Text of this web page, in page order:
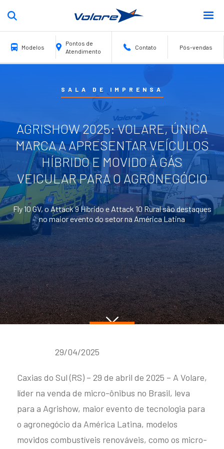
Modelos
Pontos de
Atendimento
Contato Pós-vendas
FLY 12
Fly 12 Escolar
Capacidade máxima de
até 65 passageiros + 1
Explore
FLY 10
Fly 10
Capacidade máxima de
até 55 passageiros + motorista
SALA DE IMPRENSA
AGRISHOW 2025: VOLARE, ÚNICA
MARCA A APRESENTAR VEÍCULOS
HÍBRIDO E MOVIDO À GÁS
VEICULAR PARA O AGRONEGÓCIO
Fly 10 GV, o Attack 9 Híbrido e Attack 10 Rural são destaques
no maior evento do setor na América Latina
29/04/2025
Caxias do Sul (RS) – 29 de abril de 2025 – A Volare,
líder na venda de micro-ônibus no Brasil, leva
para a Agrishow, maior evento de tecnologia para
o agronegócio da América Latina, modelos
movidos combustíveis renováveis, como os micro-